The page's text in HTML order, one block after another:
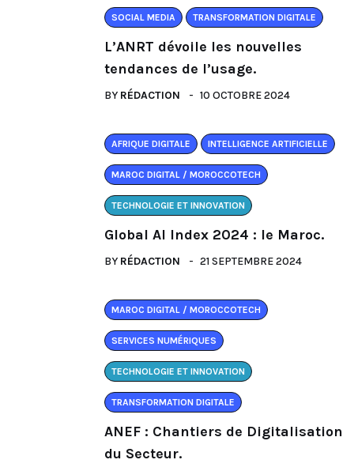
SOCIAL MEDIA TRANSFORMATION DIGITALE
L’ANRT dévoile les nouvelles
tendances de l’usage.
BY RÉDACTION 10 OCTOBRE 2024
AFRIQUE DIGITALE INTELLIGENCE ARTIFICIELLE
MAROC DIGITAL / MOROCCOTECH
TECHNOLOGIE ET INNOVATION
Global AI Index 2024 : le Maroc.
BY RÉDACTION 21 SEPTEMBRE 2024
MAROC DIGITAL / MOROCCOTECH
SERVICES NUMÉRIQUES
TECHNOLOGIE ET INNOVATION
TRANSFORMATION DIGITALE
ANEF : Chantiers de Digitalisation
du Secteur.